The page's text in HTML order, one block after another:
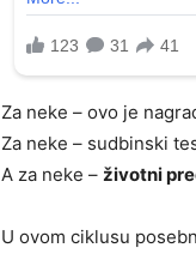
Za neke – ovo je
Za neke – sudbinski
A za neke – životni
U ovom ciklusu